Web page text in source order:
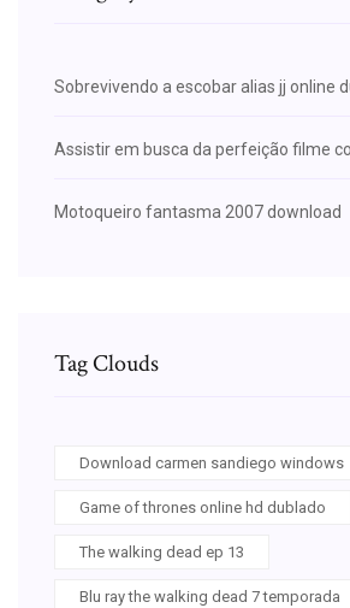
Sobrevivendo a escobar alias jj online
Assistir em busca da perfeição filme
Motoqueiro fantasma 2007 download
Tag Clouds
Download carmen sandiego windows
Game of thrones online hd dublado
The walking dead ep 13
Blu ray the walking dead 7 temporada